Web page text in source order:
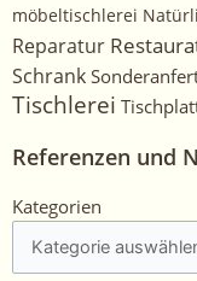
möbeltischlerei
Reparatur
Schrank
Tischlerei
Referenzen und
Kategorien
Kategorien